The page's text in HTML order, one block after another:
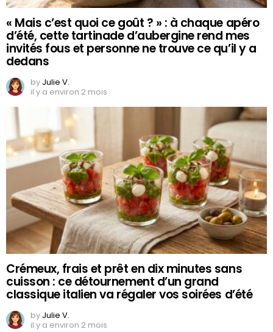
« Mais c’est quoi ce goût ? » : à chaque apéro
d’été, cette tartinade d’aubergine rend mes
invités fous et personne ne trouve ce qu’il y a
dedans
by Julie V.
il y a environ 2 mois
Crémeux, frais et prêt en dix minutes sans
cuisson : ce détournement d’un grand
classique italien va régaler vos soirées d’été
by Julie V.
il y a environ 2 mois